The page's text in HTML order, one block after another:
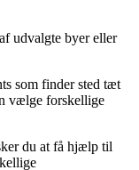
udvalgte byer eller
som finder sted tæt
vælge forskellige
du at få hjælp til